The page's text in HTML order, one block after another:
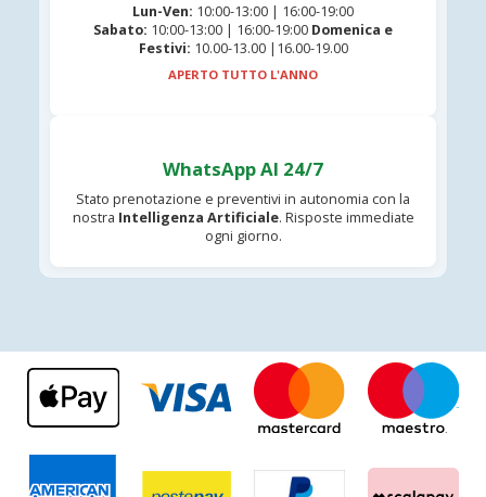
Lun-Ven: 10:00-13:00 | 16:00-19:00
Sabato: 10:00-13:00 | 16:00-19:00 Domenica e
Festivi: 10.00-13.00 |16.00-19.00
APERTO TUTTO L'ANNO
WhatsApp AI 24/7
Stato prenotazione e preventivi in autonomia con la
nostra Intelligenza Artificiale. Risposte immediate
ogni giorno.